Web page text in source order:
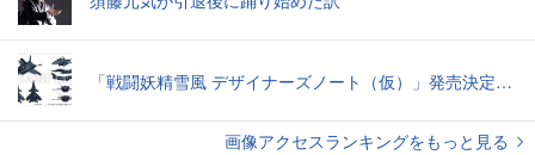
「戦闘妖精雪風 デザイナーズノート（仮）」発売決定スーパーシルフやメイヴといった名機たちの“線”の妙味
画像アクセスランキングをもっと見る